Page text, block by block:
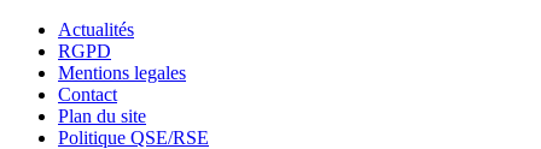
Actualités
RGPD
Mentions legales
Contact
Plan du site
Politique QSE/RSE